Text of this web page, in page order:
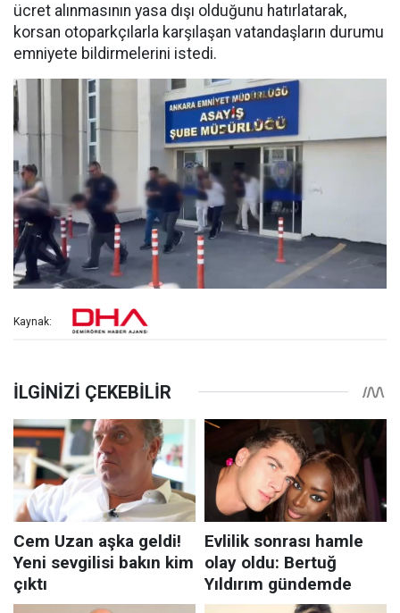
ücret alınmasının yasa dışı olduğunu hatırlatarak,
korsan otoparkçılarla karşılaşan vatandaşların durumu
emniyete bildirmelerini istedi.
Kaynak: